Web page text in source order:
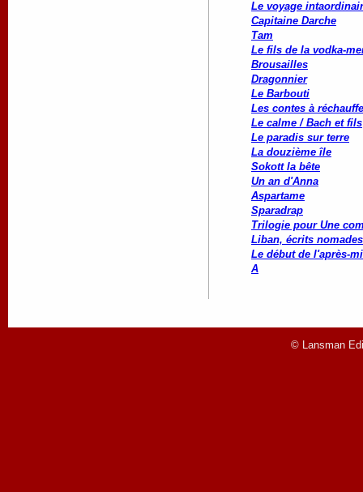
Le voyage
Capitaine Darche
Tam
Le fils de la vodka-
Brousailles
Dragonnier
Le Barbouti
Les contes à
Le calme / Bach et fils
Le paradis sur terre
La douzième île
Sokott la bête
Un an d'Anna
Aspartame
Sparadrap
Trilogie pour Une
Liban, écrits
Le début de l'après-
A
© Lansman